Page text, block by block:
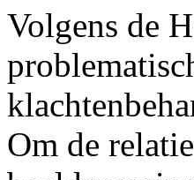
Volgens de
Om de